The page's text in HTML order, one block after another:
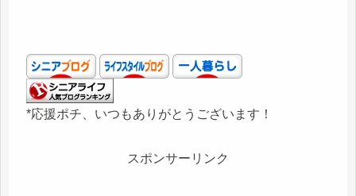
*応援ポチ、いつもありがとうございます！
スポンサーリンク